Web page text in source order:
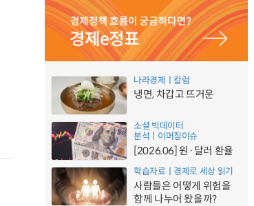
나라경제ㅣ칼럼
냉면, 차갑고 뜨거운
소셜 빅데이터
분석ㅣ이머징이슈
[2026.06] 원·달러 환율
학습자료ㅣ경제로 세상 읽기
사람들은 어떻게 위험을
함께 나누어 왔을까?